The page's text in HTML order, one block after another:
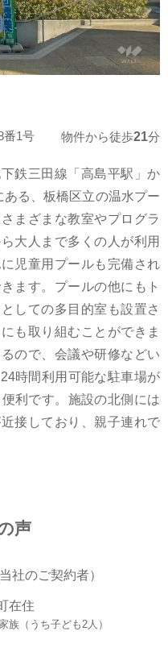
番1号 物件から徒歩21分
鉄三田線「高島平駅」か
る、板橋区立の温水プー
まざまな教室やプログラ
大人まで多くの人が利用
児童用プールも完備され
ます。プールの他にもト
しての多目的室も設置さ
も取り組むことができま
ので、会議や研修などい
時間利用可能な駐車場が
利です。施設の北側には
接しており、親子連れで
声
社のご契約者）
在住
族（うち子ども2人）